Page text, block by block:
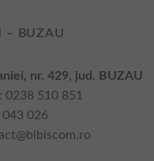
– BUZAU
nr. 429, jud. BUZAU
: 0238 510 851
043 026